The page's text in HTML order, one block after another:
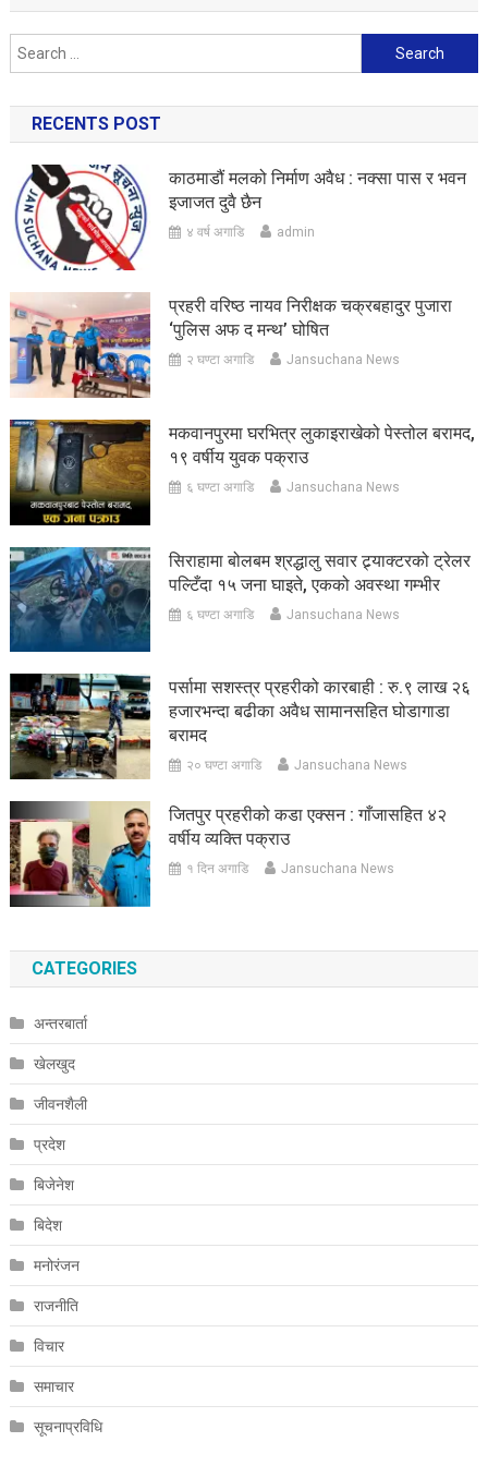
Search
for:
RECENTS POST
काठमाडौं मलको निर्माण अवैध : नक्सा पास र भवन
इजाजत दुवै छैन
४ वर्ष अगाडि admin
प्रहरी वरिष्ठ नायव निरीक्षक चक्रबहादुर पुजारा
‘पुलिस अफ द मन्थ’ घोषित
२ घण्टा अगाडि Jansuchana News
मकवानपुरमा घरभित्र लुकाइराखेको पेस्तोल बरामद,
१९ वर्षीय युवक पक्राउ
६ घण्टा अगाडि Jansuchana News
सिराहामा बोलबम श्रद्धालु सवार ट्र्याक्टरको ट्रेलर
पल्टिँदा १५ जना घाइते, एकको अवस्था गम्भीर
६ घण्टा अगाडि Jansuchana News
पर्सामा सशस्त्र प्रहरीको कारबाही : रु.९ लाख २६
हजारभन्दा बढीका अवैध सामानसहित घोडागाडा
बरामद
२० घण्टा अगाडि Jansuchana News
जितपुर प्रहरीको कडा एक्सन : गाँजासहित ४२
वर्षीय व्यक्ति पक्राउ
१ दिन अगाडि Jansuchana News
CATEGORIES
अन्तरबार्ता
खेलखुद
जीवनशैली
प्रदेश
बिजेनेश
बिदेश
मनोरंजन
राजनीति
विचार
समाचार
सूचनाप्रविधि